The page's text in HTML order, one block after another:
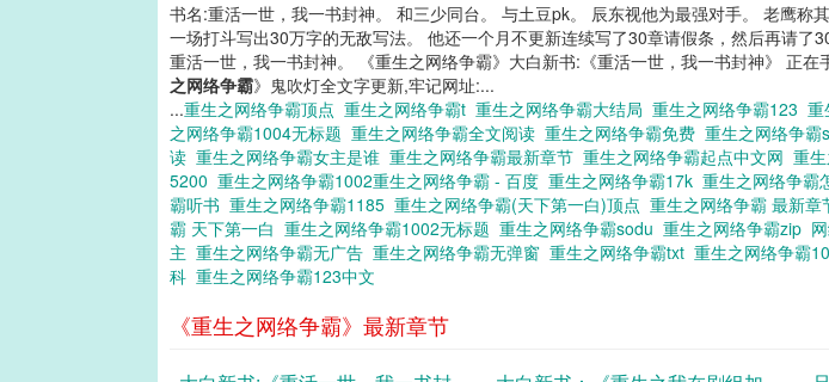
书名:重活一世，我一书封神。 和三少同台。 与土豆pk。 辰东视他为最强对手。 老鹰
一场打斗写出30万字的无敌写法。 他还一个月不更新连续写了30章请假条，然后再请
重活一世，我一书封神。 《重生之网络争霸》大白新书:《重活一世，我一书封神》 正
之网络争霸》鬼吹灯全文字更新,牢记网址:...
...重生之网络争霸顶点 重生之网络争霸t 重生之网络争霸大结局 重生之网络争霸123 重
之网络争霸1004无标题 重生之网络争霸全文阅读 重生之网络争霸免费 重生之网络争霸
读 重生之网络争霸女主是谁 重生之网络争霸最新章节 重生之网络争霸起点中文网 重
5200 重生之网络争霸1002重生之网络争霸 - 百度 重生之网络争霸17k 重生之网络争霸
霸听书 重生之网络争霸1185 重生之网络争霸(天下第一白)顶点 重生之网络争霸 最新章
霸 天下第一白 重生之网络争霸1002无标题 重生之网络争霸sodu 重生之网络争霸zip
主 重生之网络争霸无广告 重生之网络争霸无弹窗 重生之网络争霸txt 重生之网络争霸
科 重生之网络争霸123中文
《重生之网络争霸》最新章节